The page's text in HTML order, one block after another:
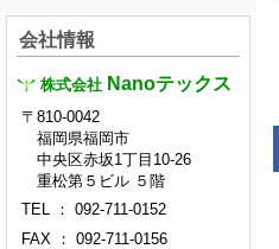
会社情報
株式会社 Nanoテックス
〒810-0042
福岡県福岡市
中央区赤坂1丁目10-26
重松第５ビル ５階
TEL ： 092-711-0152
FAX ： 092-711-0156